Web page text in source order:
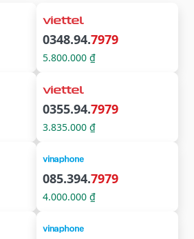
0348.94.7979
5.800.000 ₫
0355.94.7979
3.835.000 ₫
085.394.7979
4.000.000 ₫